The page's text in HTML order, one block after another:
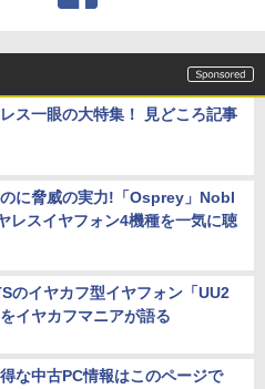
ス一眼の大特集！ 見どころ記事
に脅威の実力!「Osprey」Nobl
レスイヤフォン4機種を一気に聴
のイヤカフ型イヤフォン「UU2
イヤカフマニアが語る
な中古PC情報はこのページで